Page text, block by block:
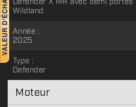
Wildland
Année :
2025
Type :
Defender
Moteur